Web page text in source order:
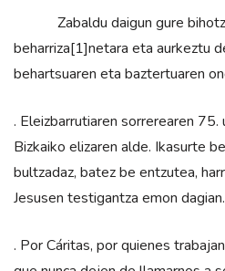
Zabaldu daigun gure
beharriza[1]netara eta aurkeztu
behartsuaren eta baztertuaren
. Eleizbarrutiaren sorrerearen
Bizkaiko elizaren alde. Ikasurte
bultzadaz, batez be entzutea,
Jesusen testigantza emon
. Por Cáritas, por quienes